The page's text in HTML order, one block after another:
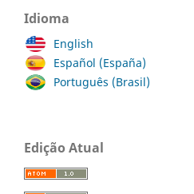
Idioma
English
Español (España)
Português (Brasil)
Edição Atual